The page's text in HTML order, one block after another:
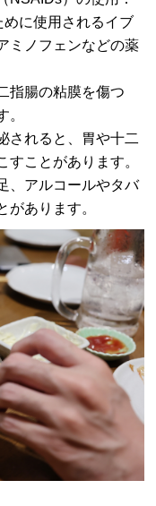
に使用されるイブ
ミノフェンなどの薬
指腸の粘膜を傷つ
。
されると、胃や十二
ことがあります。
、アルコールやタバ
があります。